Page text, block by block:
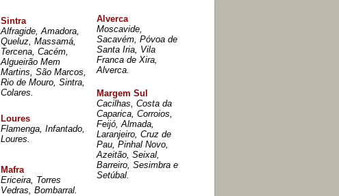
Sintra
Alfragide, Amadora,
Queluz, Massamá,
Tercena, Cacém,
Algueirão Mem
Martins, São Marcos,
Rio de Mouro, Sintra,
Colares.
Loures
Flamenga, Infantado,
Loures.
Mafra
Ericeira, Torres
Vedras, Bombarral.
Alverca
Moscavide,
Sacavém, Póvoa de
Santa Iria, Vila
Franca de Xira,
Alverca.
Margem Sul
Cacilhas, Costa da
Caparica, Corroios,
Feijó, Almada,
Laranjeiro, Cruz de
Pau, Pinhal Novo,
Azeitão, Seixal,
Barreiro, Sesimbra e
Setúbal.